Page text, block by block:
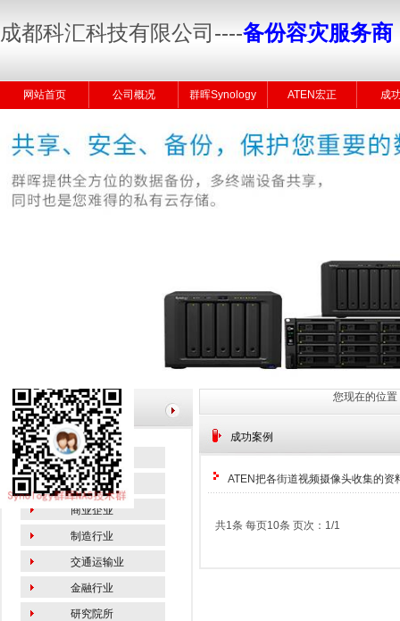
网站首页 公司概况 群晖Synology ATEN宏正 成
成都科汇科技有限公司 ----备份容灾服务商
栏目导航
教育行业
政府机关
商业企业
制造行业
交通运输业
金融行业
研究院所
成功案例
ATEN把各街道视频摄像头收集的资
共1条 每页10条 页次：1/1
您现在的位置